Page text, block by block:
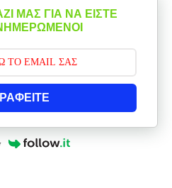
ΜΑΣ ΓΙΑ ΝΑ ΕΙΣΤΕ